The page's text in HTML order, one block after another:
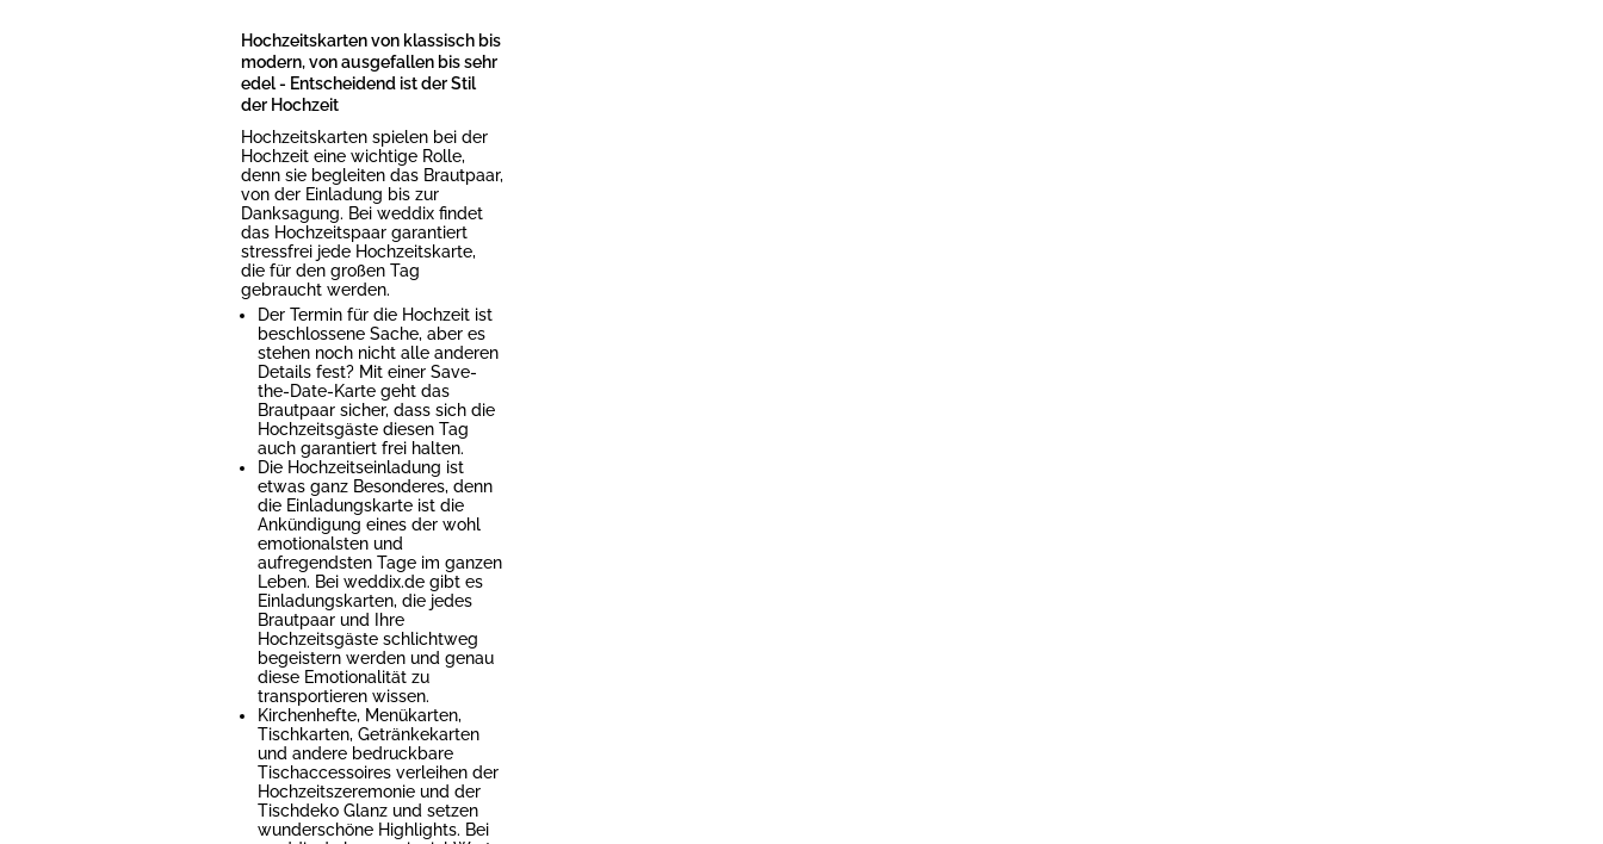
Hochzeitskarten von klassisch bis
modern, von ausgefallen bis sehr
edel - Entscheidend ist der Stil
der Hochzeit
Hochzeitskarten spielen bei der
Hochzeit eine wichtige Rolle,
denn sie begleiten das Brautpaar,
von der Einladung bis zur
Danksagung. Bei weddix findet
das Hochzeitspaar garantiert
stressfrei jede Hochzeitskarte,
die für den großen Tag
gebraucht werden.
Der Termin für die Hochzeit ist
beschlossene Sache, aber es
stehen noch nicht alle anderen
Details fest? Mit einer Save-
the-Date-Karte geht das
Brautpaar sicher, dass sich die
Hochzeitsgäste diesen Tag
auch garantiert frei halten.
Die Hochzeitseinladung ist
etwas ganz Besonderes, denn
die Einladungskarte ist die
Ankündigung eines der wohl
emotionalsten und
aufregendsten Tage im ganzen
Leben. Bei weddix.de gibt es
Einladungskarten, die jedes
Brautpaar und Ihre
Hochzeitsgäste schlichtweg
begeistern werden und genau
diese Emotionalität zu
transportieren wissen.
Kirchenhefte, Menükarten,
Tischkarten, Getränkekarten
und andere bedruckbare
Tischaccessoires verleihen der
Hochzeitszeremonie und der
Tischdeko Glanz und setzen
wunderschöne Highlights. Bei